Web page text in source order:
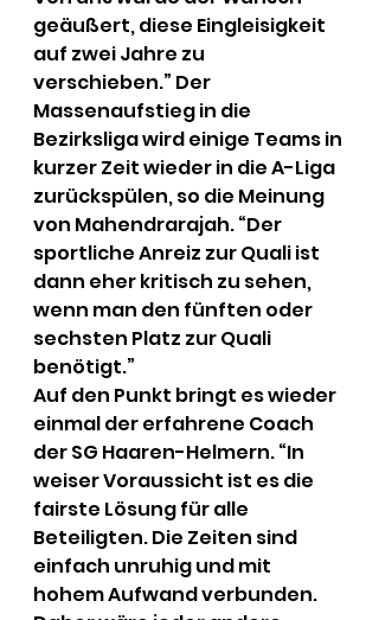
geäußert, diese Eingleisigkeit
auf zwei Jahre zu
verschieben.” Der
Massenaufstieg in die
Bezirksliga wird einige Teams in
kurzer Zeit wieder in die A-Liga
zurückspülen, so die Meinung
von Mahendrarajah. “Der
sportliche Anreiz zur Quali ist
dann eher kritisch zu sehen,
wenn man den fünften oder
sechsten Platz zur Quali
benötigt.”
Auf den Punkt bringt es wieder
einmal der erfahrene Coach
der SG Haaren-Helmern. “In
weiser Voraussicht ist es die
fairste Lösung für alle
Beteiligten. Die Zeiten sind
einfach unruhig und mit
hohem Aufwand verbunden.